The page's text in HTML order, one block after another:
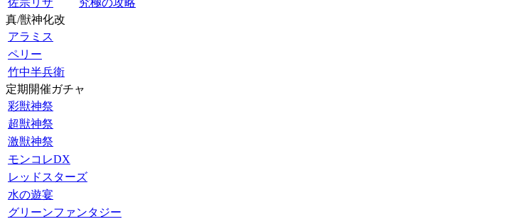
佐宗リザ
究極の攻略
真/獣神化改
アラミス
ペリー
竹中半兵衛
定期開催ガチャ
彩獣神祭
超獣神祭
激獣神祭
モンコレDX
レッドスターズ
水の遊宴
グリーンファンタジー